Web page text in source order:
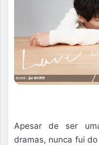
Apesar de ser
dramas, nunca fui